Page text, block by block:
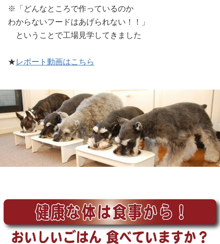
※「どんなところで作っているのか
わからないフードはあげられない！！」
ということで工場見学してきました
★レポート動画はこちら